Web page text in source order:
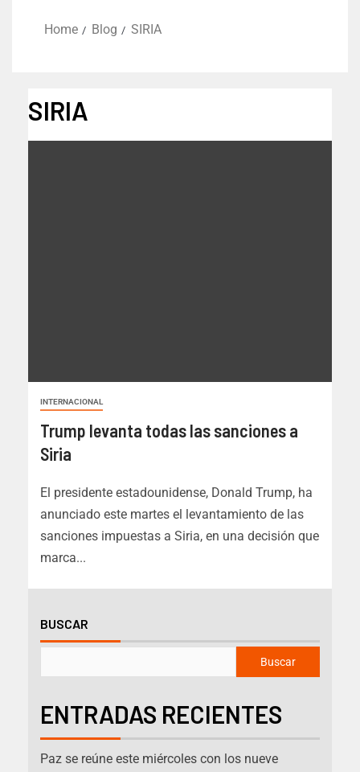
Home Blog SIRIA
SIRIA
INTERNACIONAL
Trump levanta todas las sanciones a
Siria
El presidente estadounidense, Donald Trump, ha
anunciado este martes el levantamiento de las
sanciones impuestas a Siria, en una decisión que
marca...
BUSCAR
Buscar
ENTRADAS RECIENTES
Paz se reúne este miércoles con los nueve